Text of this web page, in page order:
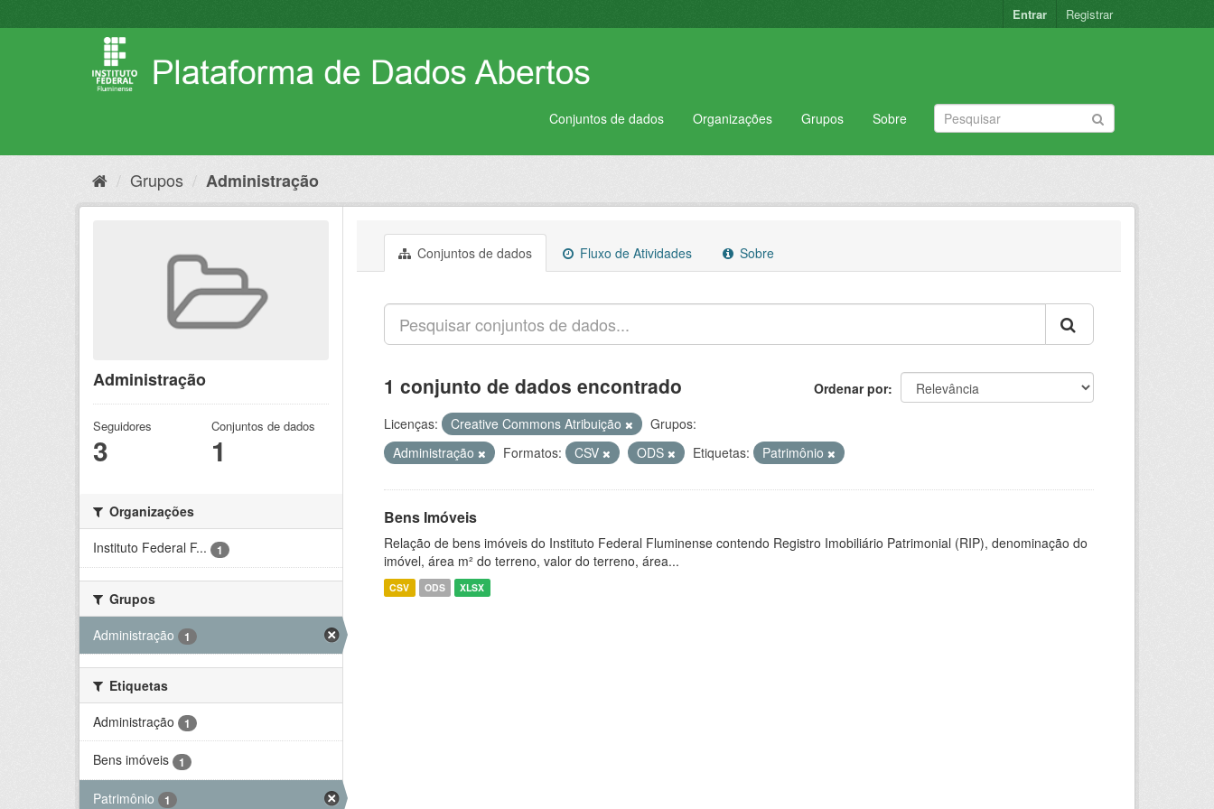
para
Entrar Registrar
Conjuntos de dados Organizações Grupos Sobre
Grupos Administração
Administração
Seguidores
3
Conjuntos de dados
1
Organizações
Instituto Federal F...
1
Grupos
Administração
1
Etiquetas
Administração
1
Bens imóveis 1
Patrimônio 1
Conjuntos de dados Fluxo de Atividades Sobre
Ordenar por
1 conjunto de dados encontrado
Licenças: Creative Commons Atribuição
Grupos:
Administração
Formatos: CSV ODS Etiquetas: Patrimônio
Bens Imóveis
Relação de bens imóveis do Instituto Federal Fluminense contendo Registro Imobiliário Patrimonial (RIP), denominação do
imóvel, área m² do terreno, valor do terreno, área...
CSV ODS XLSX